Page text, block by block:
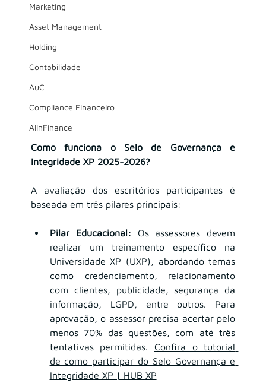
Marketing
Asset Management
Holding
Contabilidade
AuC
Compliance Financeiro
AIInFinance
Como funciona o Selo de Governança e
Integridade XP 2025-2026?
A avaliação dos escritórios participantes é
baseada em três pilares principais:
Pilar Educacional: Os assessores devem
realizar um treinamento específico na
Universidade XP (UXP), abordando temas
como credenciamento, relacionamento
com clientes, publicidade, segurança da
informação, LGPD, entre outros. Para
aprovação, o assessor precisa acertar pelo
menos 70% das questões, com até três
tentativas permitidas. Confira o tutorial
de como participar do Selo Governança e
Integridade XP | HUB XP